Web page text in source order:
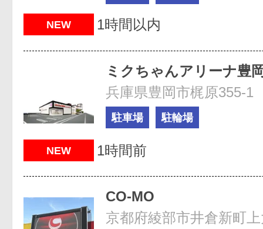
NEW 1時間以内
ミクちゃんアリーナ豊
兵庫県豊岡市梶原355-1
駐車場 駐輪場
NEW 1時間前
CO-MO
京都府綾部市井倉新町